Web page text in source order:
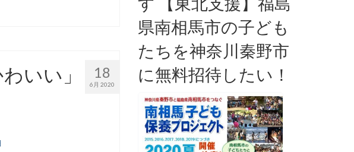
18
6月 2020
いい」
県南相馬市の子ども
たちを神奈川秦野市
に無料招待したい！